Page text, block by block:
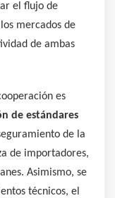
el flujo de
mercados de
de ambas
es
de estándares
de la
de importadores,
Asimismo, se
técnicos, el